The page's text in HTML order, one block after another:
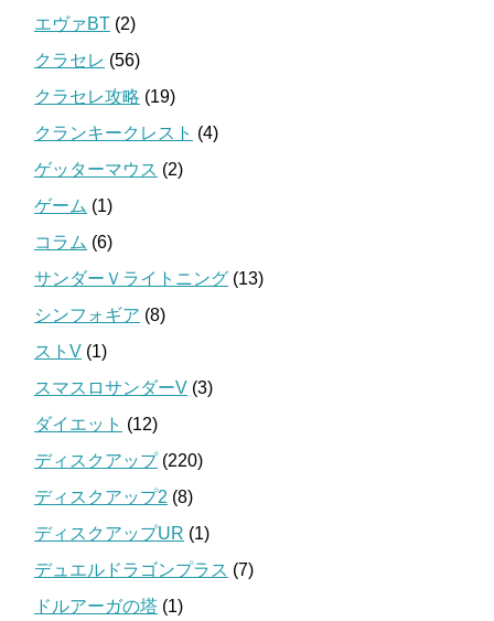
エヴァBT (2)
クラセレ (56)
クラセレ攻略 (19)
クランキークレスト (4)
ゲッターマウス (2)
ゲーム (1)
コラム (6)
サンダーＶライトニング (13)
シンフォギア (8)
ストV (1)
スマスロサンダーV (3)
ダイエット (12)
ディスクアップ(220)
ディスクアップ2 (8)
ディスクアップUR (1)
デュエルドラゴンプラス (7)
ドルアーガの塔 (1)